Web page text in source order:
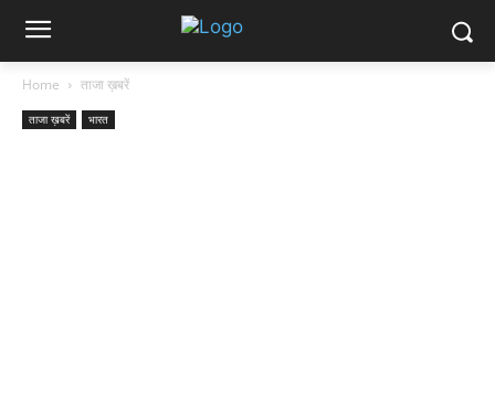
Home ताजा ख़बरें
ताजा ख़बरें भारत